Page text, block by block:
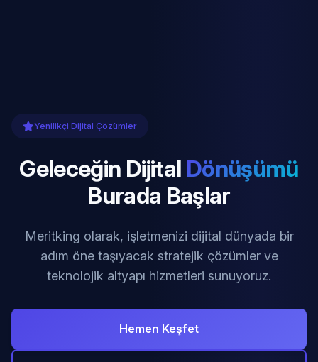
Yenilikçi Dijital Çözümler
Geleceğin Dijital Dönüşümü
Burada Başlar
Meritking olarak, işletmenizi dijital dünyada bir
adım öne taşıyacak stratejik çözümler ve
teknolojik altyapı hizmetleri sunuyoruz.
Hemen Keşfet